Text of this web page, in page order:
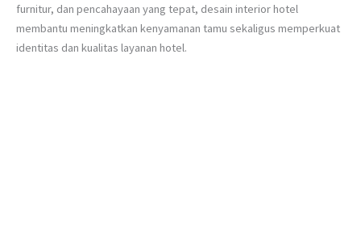
furnitur, dan pencahayaan yang tepat, desain interior hotel
membantu meningkatkan kenyamanan tamu sekaligus memperkuat
identitas dan kualitas layanan hotel.